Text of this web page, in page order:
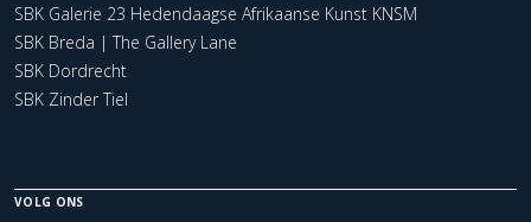
SBK Galerie 23 Hedendaagse Afrikaanse Kunst KNSM
SBK Breda | The Gallery Lane
SBK Dordrecht
SBK Zinder Tiel
VOLG ONS